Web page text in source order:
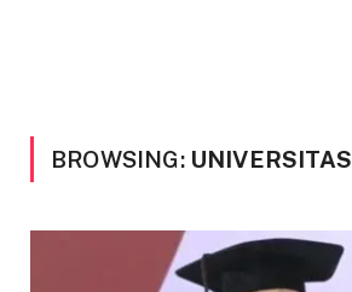
BROWSING: UNIVERSITAS